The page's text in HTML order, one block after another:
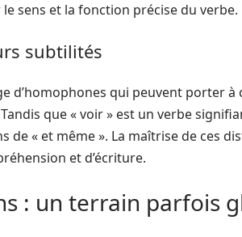
sens et la fonction précise du verbe.
subtilités
d’homophones qui peuvent porter à
que « voir » est un verbe
de « et même ». La maîtrise de ces
et d’écriture.
: un terrain parfois